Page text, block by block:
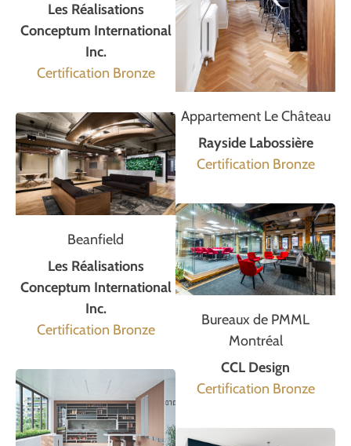
Les Réalisations
Conceptum International
Inc.
Certification Bronze
Beanfield
Les Réalisations
Conceptum International
Inc.
Certification Bronze
Appartement Le Château
Rayside Labossière
Certification Bronze
Bureaux de PMML
Montréal
CCL Design
Certification Bronze